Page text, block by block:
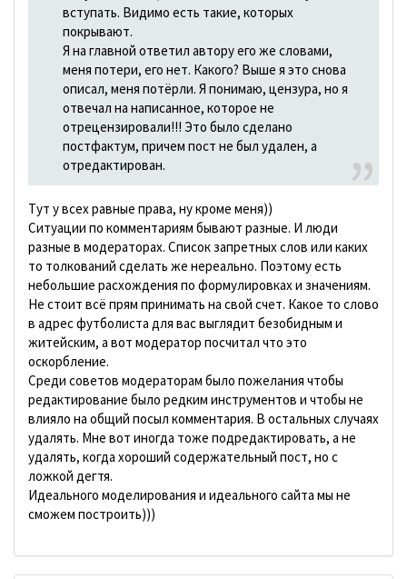
вступать. Видимо есть такие, которых
покрывают.
Я на главной ответил автору его же словами,
меня потери, его нет. Какого? Выше я это снова
описал, меня потёрли. Я понимаю, цензура, но я
отвечал на написанное, которое не
отрецензировали!!! Это было сделано
постфактум, причем пост не был удален, а
отредактирован.
Тут у всех равные права, ну кроме меня))
Ситуации по комментариям бывают разные. И люди
разные в модераторах. Список запретных слов или каких
то толкований сделать же нереально. Поэтому есть
небольшие расхождения по формулировках и значениям.
Не стоит всё прям принимать на свой счет. Какое то слово
в адрес футболиста для вас выглядит безобидным и
житейским, а вот модератор посчитал что это
оскорбление.
Среди советов модераторам было пожелания чтобы
редактирование было редким инструментов и чтобы не
влияло на общий посыл комментария. В остальных случаях
удалять. Мне вот иногда тоже подредактировать, а не
удалять, когда хороший содержательный пост, но с
ложкой дегтя.
Идеального моделирования и идеального сайта мы не
сможем построить)))